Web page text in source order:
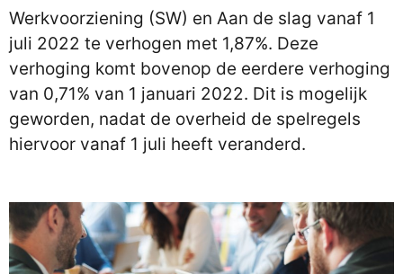
Werkvoorziening (SW) en Aan de slag vanaf 1
juli 2022 te verhogen met 1,87%. Deze
verhoging komt bovenop de eerdere verhoging
van 0,71% van 1 januari 2022. Dit is mogelijk
geworden, nadat de overheid de spelregels
hiervoor vanaf 1 juli heeft veranderd.